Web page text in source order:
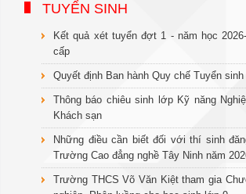
TUYỂN SINH
Kết quả xét tuyển đợt 1 - năm học
cấp
Quyết định Ban hành Quy chế Tuyển sinh
Thông báo chiêu sinh lớp Kỹ năng
Khách sạn
Những điều cần biết đối với thí sinh
Trường Cao đẳng nghề Tây Ninh năm
Trường THCS Võ Văn Kiệt tham gia